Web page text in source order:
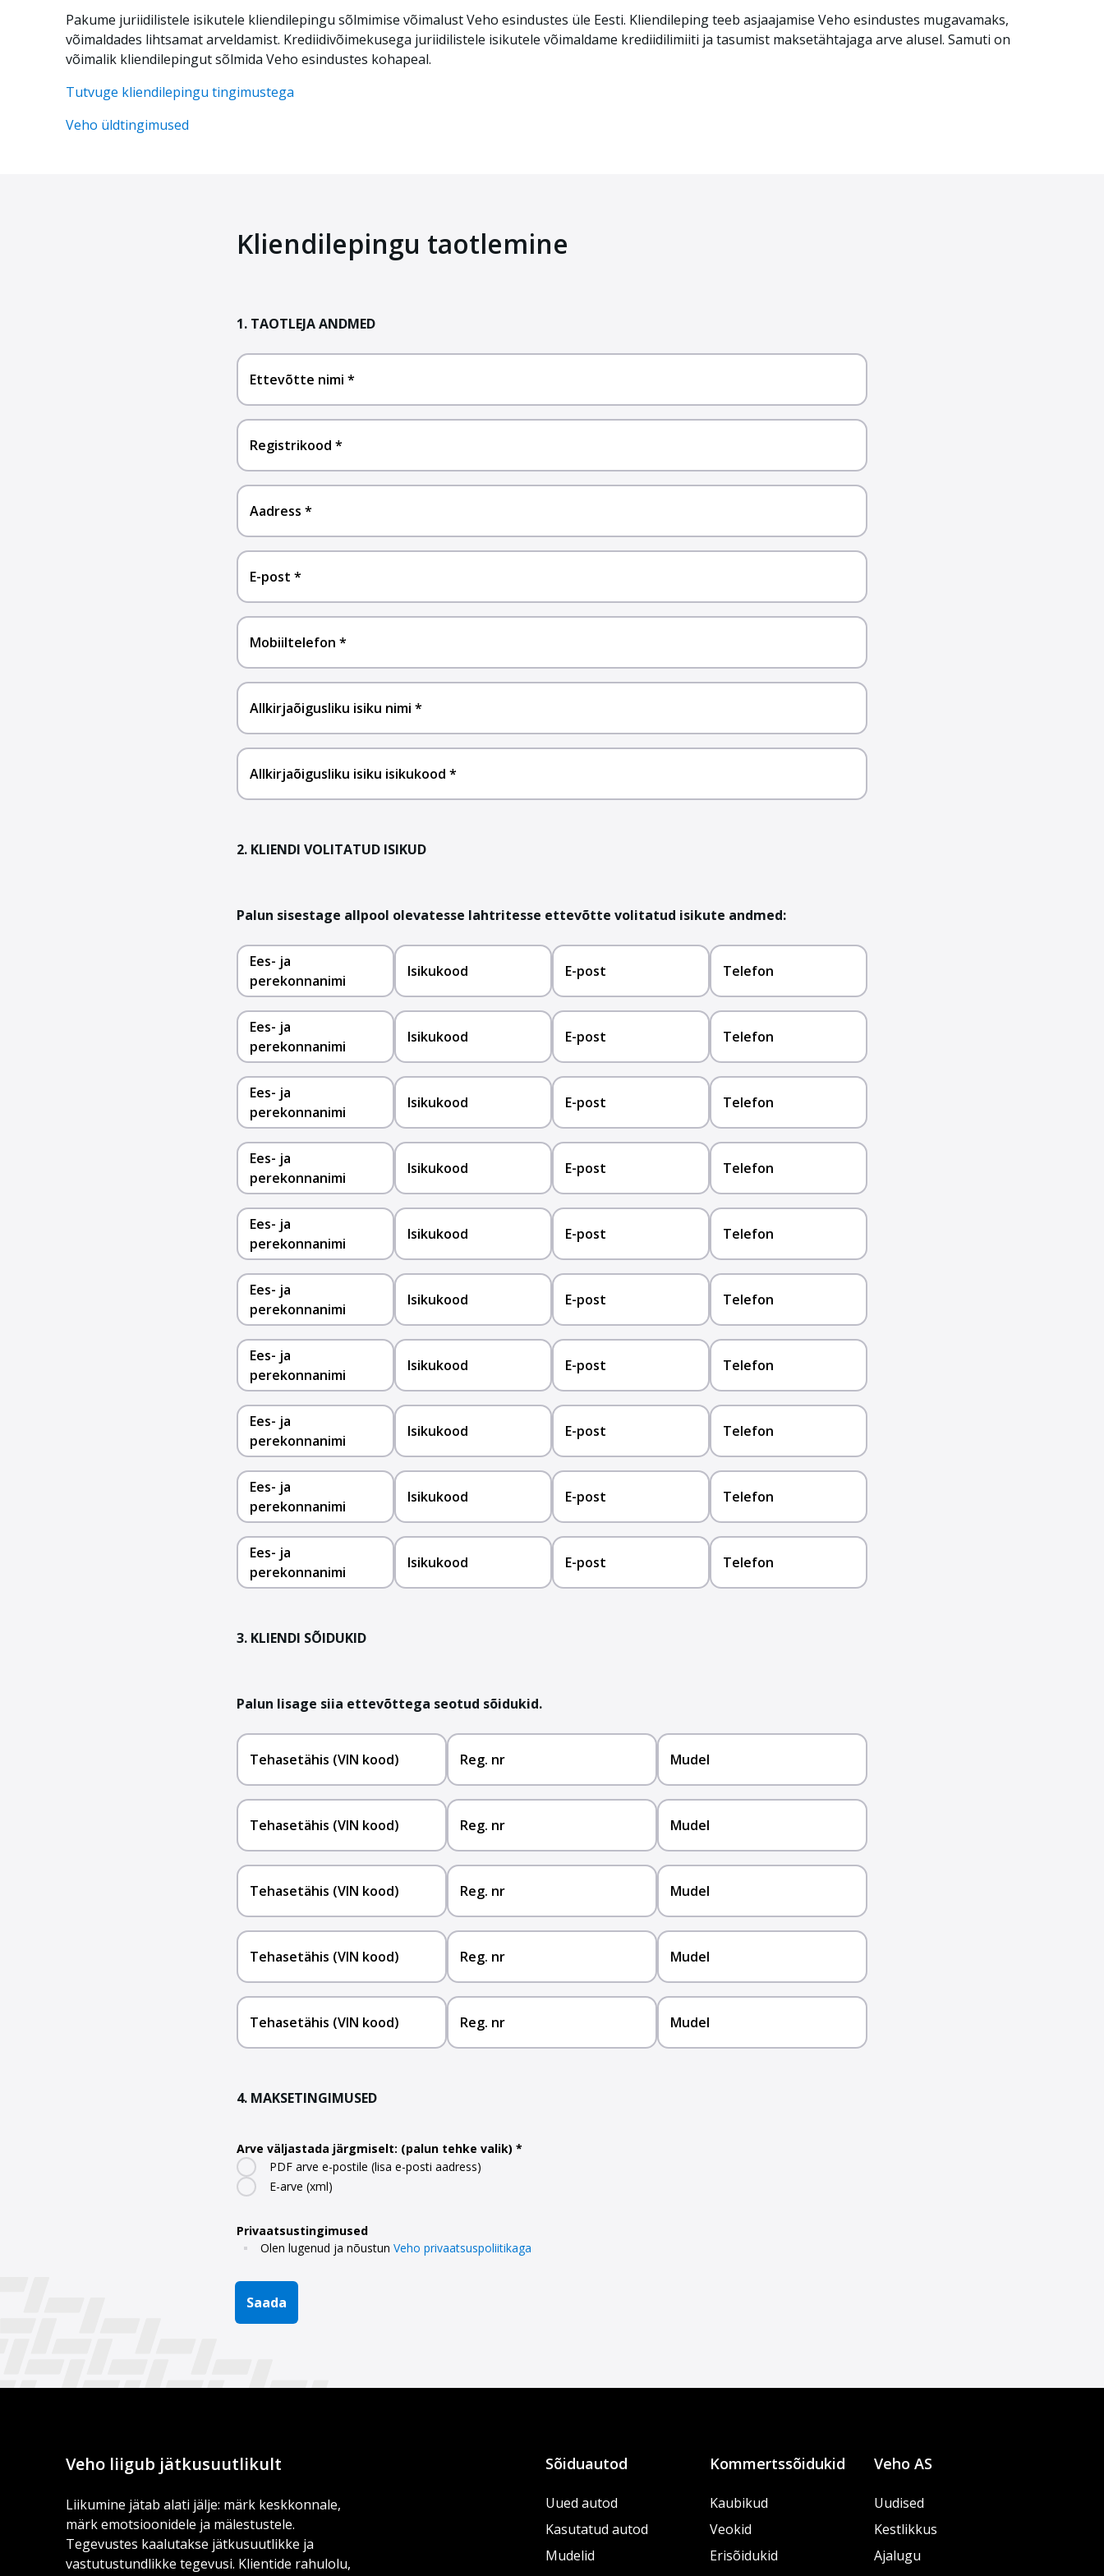
Pakume juriidilistele isikutele kliendilepingu sõlmimise võimalust Veho esindustes üle Eesti. Kliendileping teeb asjaajamise Veho esindustes mugavamaks,
võimaldades lihtsamat arveldamist. Krediidivõimekusega juriidilistele isikutele võimaldame krediidilimiiti ja tasumist maksetähtajaga arve alusel. Samuti on
võimalik kliendilepingut sõlmida Veho esindustes kohapeal.
Tutvuge kliendilepingu tingimustega
Veho üldtingimused
Kliendilepingu taotlemine
1. TAOTLEJA ANDMED
Ettevõtte nimi
Registrikood
Aadress
E-post
Mobiiltelefon
Allkirjaõigusliku isiku nimi
Allkirjaõigusliku isiku isikukood
2. KLIENDI VOLITATUD ISIKUD
Palun sisestage allpool olevatesse lahtritesse ettevõtte volitatud isikute andmed:
Ees- ja
perekonnanimi
Isikukood E-post Telefon
Ees- ja
perekonnanimi
Isikukood E-post Telefon
Ees- ja
perekonnanimi
Isikukood E-post Telefon
Ees- ja
perekonnanimi
Isikukood E-post Telefon
Ees- ja
perekonnanimi
Isikukood E-post Telefon
Ees- ja
perekonnanimi
Isikukood E-post Telefon
Ees- ja
perekonnanimi
Isikukood E-post Telefon
Ees- ja
perekonnanimi
Isikukood E-post Telefon
Ees- ja
perekonnanimi
Isikukood E-post Telefon
Ees- ja
perekonnanimi
Isikukood E-post Telefon
3. KLIENDI SÕIDUKID
Palun lisage siia ettevõttega seotud sõidukid.
Tehasetähis (VIN kood) Reg. nr Mudel
Tehasetähis (VIN kood) Reg. nr Mudel
Tehasetähis (VIN kood) Reg. nr Mudel
Tehasetähis (VIN kood) Reg. nr Mudel
Tehasetähis (VIN kood) Reg. nr Mudel
4. MAKSETINGIMUSED
Arve väljastada järgmiselt: (palun tehke valik)
PDF arve e-postile (lisa e-posti aadress)
E-arve (xml)
Privaatsustingimused
Olen lugenud ja nõustun Veho privaatsuspoliitikaga
Saada
Veho liigub jätkusuutlikult
Liikumine jätab alati jälje: märk keskkonnale,
märk emotsioonidele ja mälestustele.
Tegevustes kaalutakse jätkusuutlikke ja
vastutustundlikke tegevusi. Klientide rahulolu,
Sõiduautod
Uued autod
Kasutatud autod
Mudelid
Kommertssõidukid
Kaubikud
Veokid
Erisõidukid
Veho AS
Uudised
Kestlikkus
Ajalugu